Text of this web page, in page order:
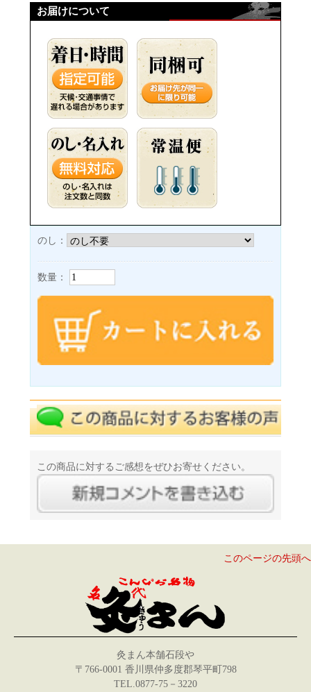
お届けについて
のし：
数量：
この商品に対するご感想をぜひお寄せください。
このページの先頭へ
灸まん本舗石段や
〒766-0001 香川県仲多度郡琴平町798
TEL.0877-75－3220